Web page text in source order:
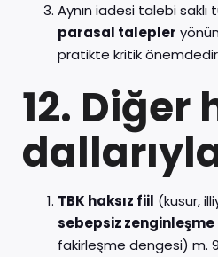
Aynın iadesi talebi
parasal talepler
pratikte kritik
12. Diğer
TBK haksız fiil (kusur,
sebepsiz zenginleşme
fakirleşme dengesi) m.